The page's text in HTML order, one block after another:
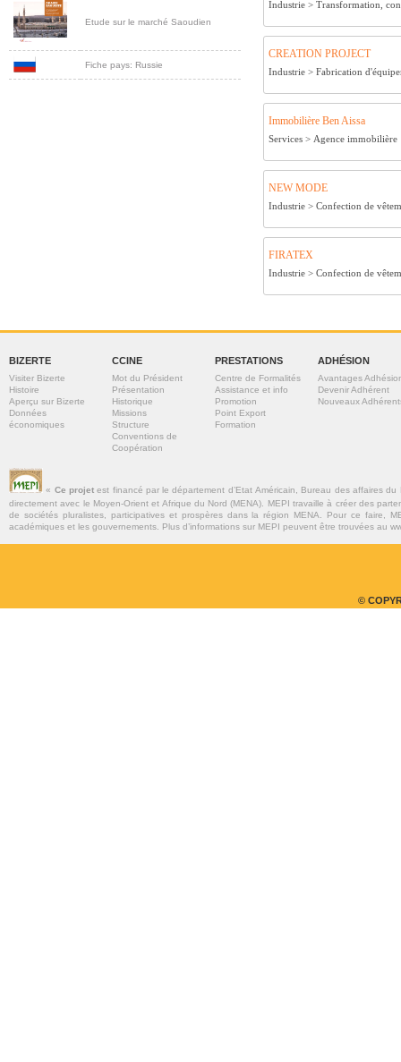
Etude sur le marché Saoudien
Fiche pays: Russie
Industrie > Transformation,
CREATION PROJECT
Industrie > Fabrication
Immobilière Ben Aissa
Services > Agence immobilière
NEW MODE
Industrie > Confection de
FIRATEX
Industrie > Confection de
BIZERTE
Visiter Bizerte
Histoire
Aperçu sur Bizerte
Données
économiques
CCINE
Mot du Président
Présentation
Historique
Missions
Structure
Conventions de
Coopération
PRESTATIONS
Centre de Formalités
Assistance et info
Promotion
Point Export
Formation
ADHÉSION
Avantages
Devenir Adhérent
Nouveaux
« Ce projetest financé par le département d’Etat Américain, Bureau des affaires
directement avec le Moyen-Orient et Afrique du Nord (MENA). MEPI travaille à créer des
de sociétés pluralistes, participatives et prospères dans la région MENA. Pour ce faire,
académiques et les gouvernements. Plus d’informations sur MEPI peuvent être trouvées au
©